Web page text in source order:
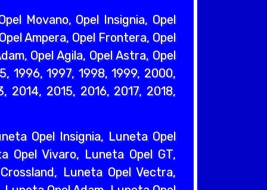
Movano, Opel Insignia, Opel
Ampera, Opel Frontera, Opel
Opel Agila, Opel Astra, Opel
1996, 1997, 1998, 1999, 2000,
2015, 2016, 2017, 2018,
Opel Insignia, Luneta Opel
Opel Vivaro, Luneta Opel GT,
Luneta Opel Vectra,